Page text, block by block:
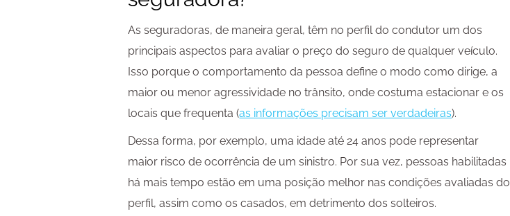
As seguradoras, de maneira geral, têm no perfil do condutor um dos
principais aspectos para avaliar o preço do seguro de qualquer veículo.
Isso porque o comportamento da pessoa define o modo como dirige, a
maior ou menor agressividade no trânsito, onde costuma estacionar e os
locais que frequenta (as informações precisam ser verdadeiras).
Dessa forma, por exemplo, uma idade até 24 anos pode representar
maior risco de ocorrência de um sinistro. Por sua vez, pessoas habilitadas
há mais tempo estão em uma posição melhor nas condições avaliadas do
perfil, assim como os casados, em detrimento dos solteiros.